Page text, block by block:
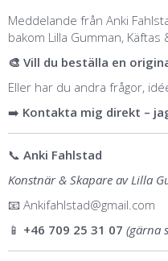
Meddelande från Anki
bakom Lilla Gumman, Käftas
🎨 Vill du beställa en
Eller har du andra frågor,
➡️ Kontakta mig direkt –
📞 Anki Fahlstad
Konstnär & Skapare av Lilla
📧 Ankifahlstad@gmail.com
📱 +46 709 25 31 07 (gärna